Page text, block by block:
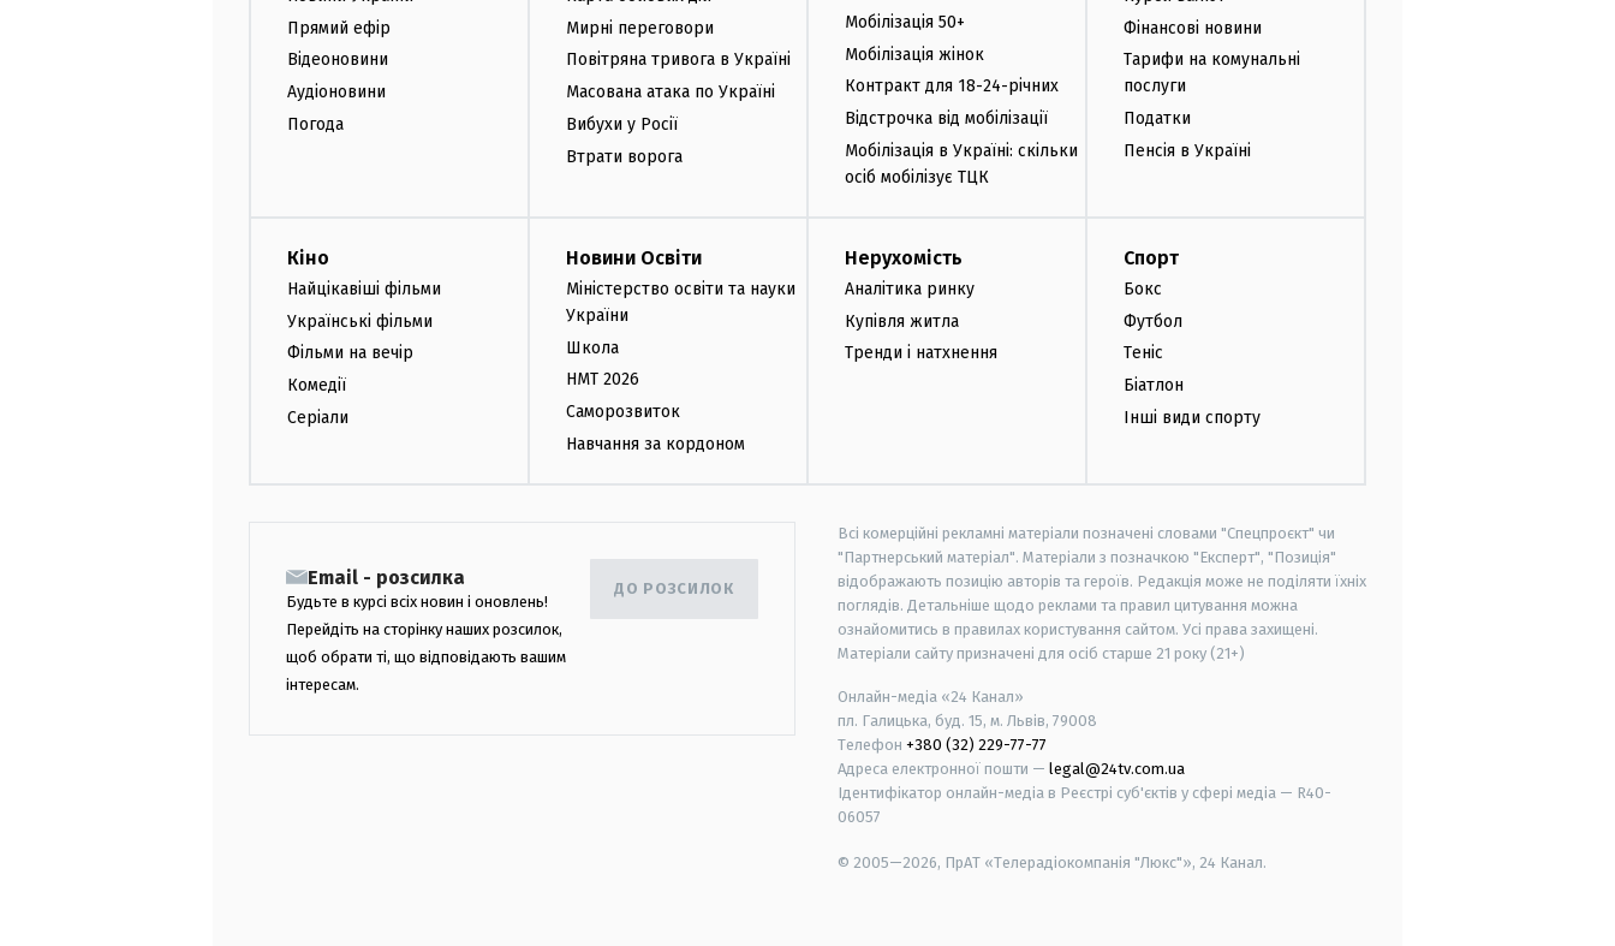
Прямий ефір
Відеоновини
Аудіоновини
Погода
Мирні переговори
Повітряна тривога в Україні
Масована атака по Україні
Вибухи у Росії
Втрати ворога
Мобілізація 50+
Мобілізація жінок
Контракт для 18-24-річних
Відстрочка від мобілізації
Мобілізація в Україні: скільки
осіб мобілізує ТЦК
Фінансові новини
Тарифи на комунальні
послуги
Податки
Пенсія в Україні
Кіно
Найцікавіші фільми
Українські фільми
Фільми на вечір
Комедії
Серіали
Новини Освіти
Міністерство освіти та науки
України
Школа
НМТ 2026
Саморозвиток
Навчання за кордоном
Нерухомість
Аналітика ринку
Купівля житла
Тренди і натхнення
Спорт
Бокс
Футбол
Теніс
Біатлон
Інші види спорту
Email - розсилка
Будьте в курсі всіх новин і оновлень!
Перейдіть на сторінку наших розсилок,
щоб обрати ті, що відповідають вашим
інтересам.
ДО РОЗСИЛОК
Всі комерційні рекламні матеріали позначені словами "Спецпроєкт" чи
"Партнерський матеріал". Матеріали з позначкою "Експерт", "Позиція"
відображають позицію авторів та героїв. Редакція може не поділяти їхніх
поглядів. Детальніше щодо реклами та правил цитування можна
ознайомитись в правилах користування сайтом. Усі права захищені.
Матеріали сайту призначені для осіб старше 21 року (21+)
Онлайн-медіа «24 Канал»
пл. Галицька, буд. 15, м. Львів, 79008
Телефон +380 (32) 229-77-77
Адреса електронної пошти — legal@24tv.com.ua
Ідентифікатор онлайн-медіа в Реєстрі суб'єктів у сфері медіа — R40-
06057
© 2005—2026, ПрАТ «Телерадіокомпанія "Люкс"», 24 Канал.